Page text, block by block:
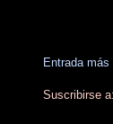
Entrada
Suscribirse a: